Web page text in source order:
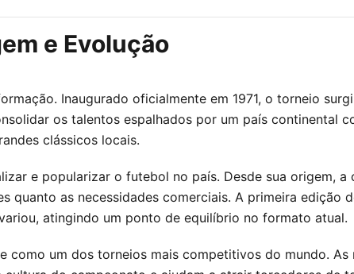
e Evolução
Inaugurado oficialmente em 1971, o torneio
os talentos espalhados por um país continental
clássicos locais.
e popularizar o futebol no país. Desde sua origem, a
as necessidades comerciais. A primeira edição
atingindo um ponto de equilíbrio no formato atual.
um dos torneios mais competitivos do mundo. As